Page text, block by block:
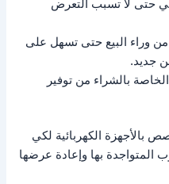
حتى لا تسبب التعرض
وراء البيع حتى تسهل على
جديد.
بالشراء من توفير
بالأجهزة الكهربائية لكي
المتواجدة بها وإعادة عرضها